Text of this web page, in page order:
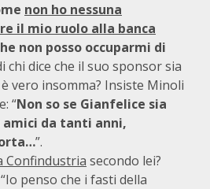
non ho nessuna
il mio ruolo alla banca
non posso occuparmi di
chi dice che il suo sponsor sia
vero insomma? Insiste Minoli
“Non so se Gianfelice sia
amici da tanti anni,
”.
Confindustria secondo lei?
penso che i fasti della